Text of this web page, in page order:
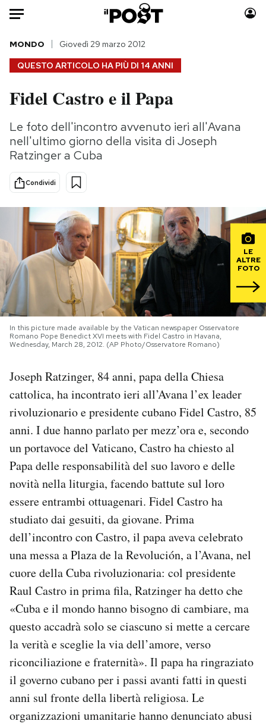
Auto
HOME
Italia
Politica
Tecnologia
Scienza
Economia
Sport
Moda
Consumismi
Altrecose
Mondiali calcio 2026
PODCAST
NEWSLETTER
SHOP
CALENDARIO
AREA PERSONALE
Newsletter
Notifiche mobile
Regala il Post
Hai bisogno di aiuto?
Esci
QUESTO ARTICOLO HA PIÙ DI 14 ANNI
MONDO Giovedì 29 marzo 2012
Fidel Castro e il Papa
Le foto dell'incontro avvenuto ieri all'Avana
nell'ultimo giorno della visita di Joseph
Ratzinger a Cuba
Condividi
LE
ALTRE
FOTO
In this picture made available by the Vatican newspaper Osservatore
Romano Pope Benedict XVI meets with Fidel Castro in Havana,
Wednesday, March 28, 2012. (AP Photo/Osservatore Romano)
Joseph Ratzinger, 84 anni, papa della Chiesa
cattolica, ha incontrato ieri all’Avana l’ex leader
rivoluzionario e presidente cubano Fidel Castro, 85
anni. I due hanno parlato per mezz’ora e, secondo
un portavoce del Vaticano, Castro ha chiesto al
Papa delle responsabilità del suo lavoro e delle
novità nella liturgia, facendo battute sul loro
essere entrambi ottuagenari. Fidel Castro ha
studiato dai gesuiti, da giovane. Prima
dell’incontro con Castro, il papa aveva celebrato
una messa a Plaza de la Revolución, a l’Avana, nel
cuore della Cuba rivoluzionaria: col presidente
Raul Castro in prima fila, Ratzinger ha detto che
«Cuba e il mondo hanno bisogno di cambiare, ma
questo accadrà solo se ciascuno si mette a cercare
la verità e sceglie la via dell’amore, verso
riconciliazione e fraternità». Il papa ha ringraziato
il governo cubano per i passi avanti fatti in questi
anni sul fronte della libertà religiosa. Le
organizzazioni umanitarie hanno denunciato abusi